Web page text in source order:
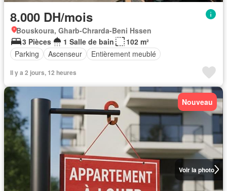
8.000 DH/mois
Bouskoura, Gharb-Chrarda-Beni Hssen
3 Pièces
1 Salle de bain
102 m²
Parking
Ascenseur Entièrement meublé
Il y a 2 jours, 12 heures
Voir la photo
Nouveau